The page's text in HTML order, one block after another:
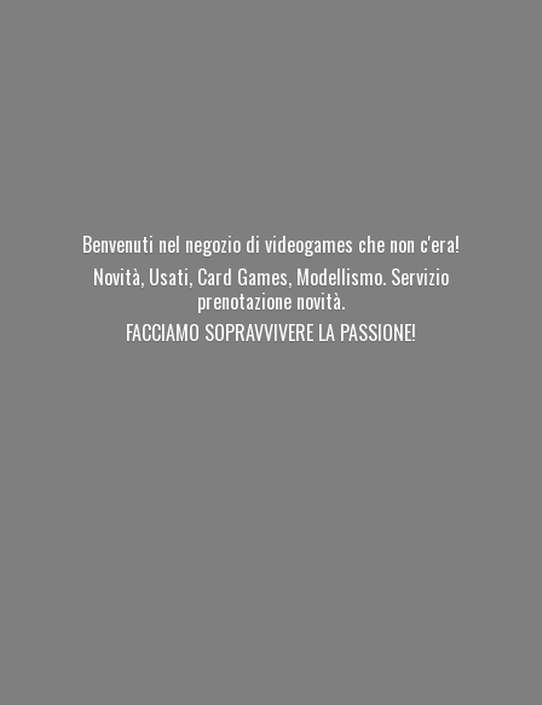
Benvenuti nel negozio di videogames che non c'era!
Novità, Usati, Card Games, Modellismo. Servizio
prenotazione novità.
FACCIAMO SOPRAVVIVERE LA PASSIONE!